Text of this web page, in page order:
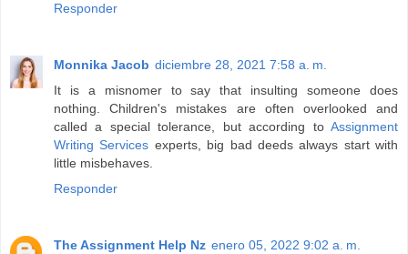
Responder
Monnika Jacob diciembre 28, 2021 7:58 a. m.
It is a misnomer to say that insulting someone does
nothing. Children's mistakes are often overlooked and
called a special tolerance, but according to Assignment
Writing Services experts, big bad deeds always start with
little misbehaves.
Responder
The Assignment Help Nz enero 05, 2022 9:02 a. m.